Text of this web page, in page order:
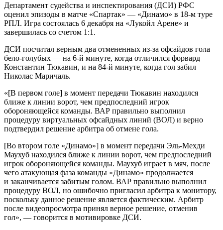
Департамент судейства и инспектирования (ДСИ) РФС
оценил эпизоды в матче «Спартак» — «Динамо» в 18-м туре
РПЛ. Игра состоялась 6 декабря на «Лукойл Арене» и
завершилась со счетом 1:1.
ДСИ посчитал верным два отмененных из-за офсайдов гола
бело-голубых — на 6-й минуте, когда отличился форвард
Константин Тюкавин, и на 84-й минуте, когда гол забил
Николас Маричаль.
«[В первом голе] в момент передачи Тюкавин находился
ближе к линии ворот, чем предпоследний игрок
обороняющейся команды. ВАР правильно выполнил
процедуру виртуальных офсайдных линий (ВОЛ) и верно
подтвердил решение арбитра об отмене гола.
[Во втором голе «Динамо»] в момент передачи Эль-Мехди
Маухуб находился ближе к линии ворот, чем предпоследний
игрок обороняющейся команды. Маухуб играет в мяч, после
чего атакующая фаза команды «Динамо» продолжается
и заканчивается забитым голом. ВАР правильно выполнил
процедуру ВОЛ, но ошибочно пригласил арбитра к монитору,
поскольку данное решение является фактическим. Арбитр
после видеопросмотра принял верное решение, отменив
гол», — говорится в мотивировке ДСИ.